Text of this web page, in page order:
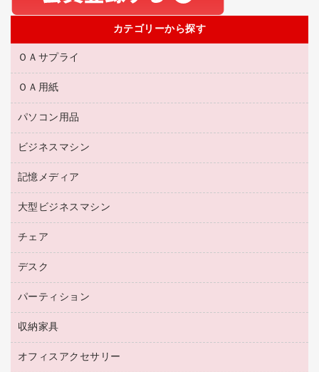
カテゴリーから探す
ＯＡサプライ
互換インクカートリッジ
リサイクルトナー（プール方式）
リサイクルインクカートリッジ
プリンタ用リボン
トナーカートリッジ
コピートナー
インクカートリッジ
ＯＡ用紙
名刺用紙
ワープロ用紙
ラベル用紙
プロッター用紙
ハガキ用紙
その他コピー用紙・プリンタ用紙
コピー用紙
パソコン用品
パソコン周辺機器
マウスパッド
マウス
パソコンバッグ／収納用品
ネットワーク／ＬＡＮ機器
ネットワーク／ＬＡＮアクセサリー
セキュリティ用品
ビジネスマシン
電話機
レーザープリンタ／複合機
メモリーカード
プロジェクタ
ファクシミリ
デジタルカメラ
スキャナー
コピー機
記憶メディア
ブルーレイディスク
ＣＤ－ＲＷ
ＣＤ－Ｒ
メディア収納用品
大型ビジネスマシン
プリンタ
チェア
応接イス・ベンチ
オフィスチェア
デスク
ミーティングテーブル
デスク
カウンター
パーティション
ホワイトボード・黒板
収納家具
保管庫・書庫
オフィスアクセサリー